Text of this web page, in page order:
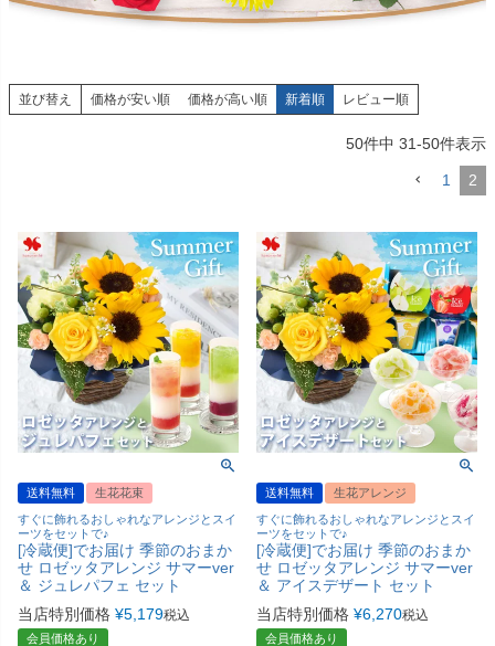
並び替え 価格が安い順 価格が高い順 新着順 レビュー順
50件中 31-50件表示
1 2
送料無料
生花花束
すぐに飾れるおしゃれなアレンジとスイ
ーツをセットで♪
[冷蔵便]でお届け 季節のおまか
せ ロゼッタアレンジ サマーver
＆ ジュレパフェ セット
当店特別価格 ¥5,179税込
会員価格あり
送料無料
生花アレンジ
すぐに飾れるおしゃれなアレンジとスイ
ーツをセットで♪
[冷蔵便]でお届け 季節のおまか
せ ロゼッタアレンジ サマーver
＆ アイスデザート セット
当店特別価格 ¥6,270税込
会員価格あり